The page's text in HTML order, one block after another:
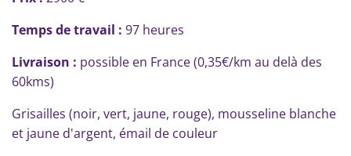
Temps de travail : 97 heures
Livraison : possible en France (0,35€/km au delà des
60kms)
Grisailles (noir, vert, jaune, rouge), mousseline blanche
et jaune d'argent, émail de couleur